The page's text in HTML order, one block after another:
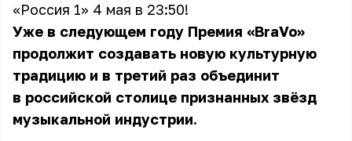
«Россия 1» 4 мая в 23:50!
Уже в следующем году Премия «BraVo»
продолжит создавать новую культурную
традицию и в третий раз объединит
в российской столице признанных звёзд
музыкальной индустрии.